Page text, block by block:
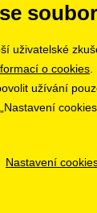
uživatelské
o cookies
užívání
„Nastavení
Nastavení